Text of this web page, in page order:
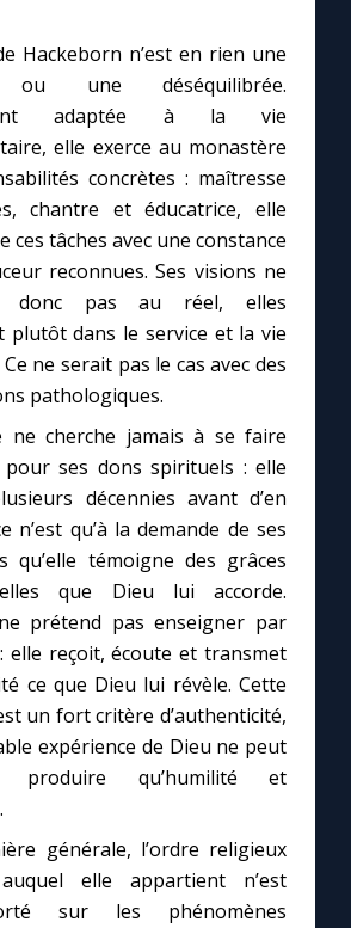
Croire
monde
Hackeborn n’est en rien une
ou une déséquilibrée.
adaptée à la vie
elle exerce au monastère
concrètes : maîtresse
chantre et éducatrice, elle
ces tâches avec une constance
reconnues. Ses visions ne
donc pas au réel, elles
plutôt dans le service et la vie
ne serait pas le cas avec des
pathologiques.
ne cherche jamais à se faire
ses dons spirituels : elle
décennies avant d’en
n’est qu’à la demande de ses
qu’elle témoigne des grâces
que Dieu lui accorde.
prétend pas enseigner par
elle reçoit, écoute et transmet
ce que Dieu lui révèle. Cette
un fort critère d’authenticité,
expérience de Dieu ne peut
qu’humilité et
générale, l’ordre religieux
elle appartient n’est
sur les phénomènes